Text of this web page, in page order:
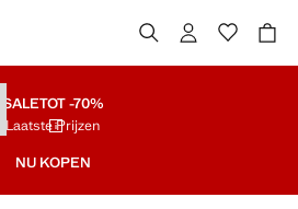
SALETOT -70%
Laatste Prijzen
NU KOPEN